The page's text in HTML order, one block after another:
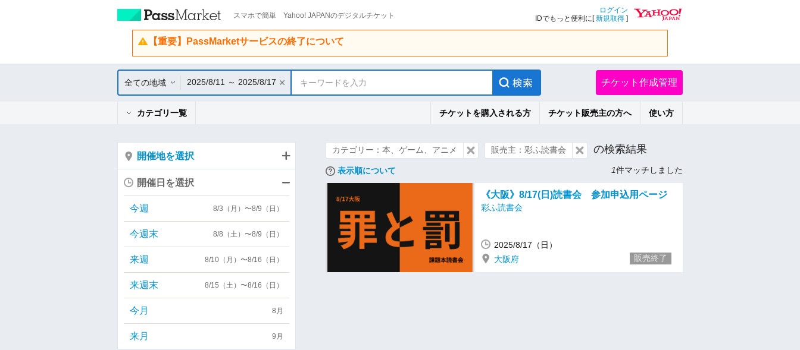
スマホで簡単 Yahoo! JAPANのデジタルチケット
ログイン
IDでもっと便利に[新規取得 ]
【重要】PassMarketサービスの終了について
全ての地域 2025/8/11 ～ 2025/8/17 キーワードを入力 チケット作成管理
カテゴリ一覧 チケットを購入される方 チケット販売主の方へ 使い方
カテゴリー：本、ゲーム、アニメ 販売主：彩ふ読書会 の検索結果
表示順について 1件マッチしました
《大阪》8/17(日)読書会 参加申込用ページ
彩ふ読書会
2025/8/17（日）
大阪府
販売終了
開催地を選択
開催日を選択
今週 8/3（月）〜8/9（日）
今週末 8/8（土）〜8/9（日）
来週 8/10（月）〜8/16（日）
来週末 8/15（土）〜8/16（日）
今月 8月
来月 9月